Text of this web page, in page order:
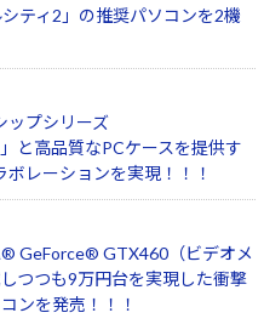
ティ2」の推奨パソコンを2機
ップシリーズ
」と高品質なPCケースを提供す
レーションを実現！！！
GeForce® GTX460（ビデオメ
つつも9万円台を実現した衝撃
ンを発売！！！